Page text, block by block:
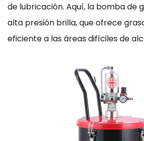
de lubricación. Aquí, la bomba de
alta presión brilla, que ofrece
eficiente a las áreas difíciles de